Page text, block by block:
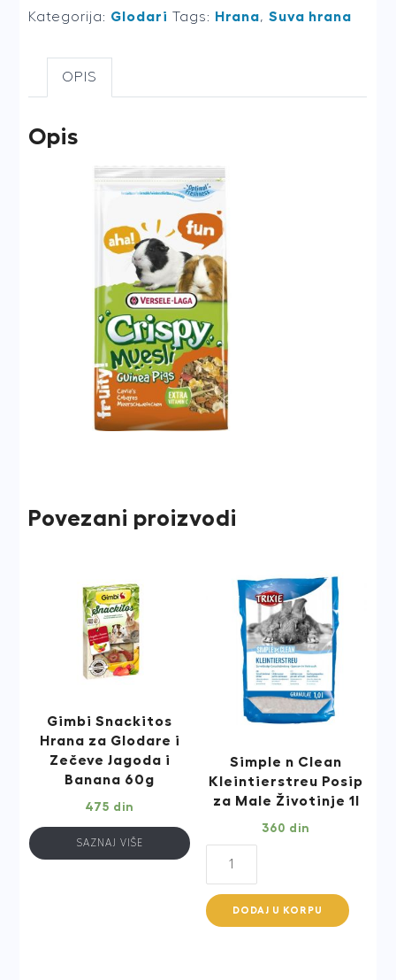
Kategorija: Glodari Tags: Hrana,Suva hrana
OPIS
Opis
Povezani proizvodi
Gimbi Snackitos
Hrana za Glodare i
Zečeve Jagoda i
Banana 60g
475 din
SAZNAJ VIŠE
Simple n Clean
Kleintierstreu Posip
za Male Životinje 1l
360 din
Clean
Kleintierstreu
DODAJ U KORPU